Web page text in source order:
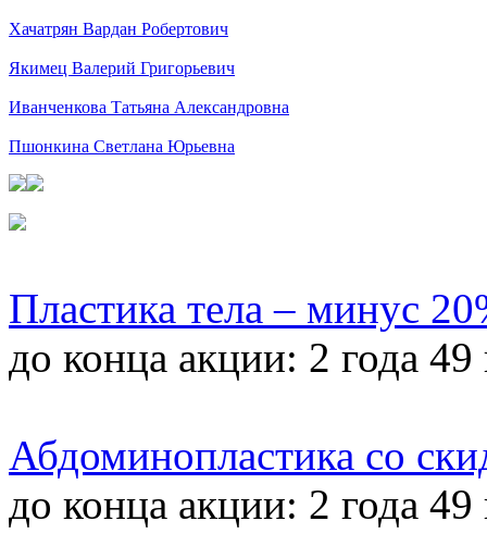
Хачатрян Вардан Робертович
Якимец Валерий Григорьевич
Иванченкова Татьяна Александровна
Пшонкина Светлана Юрьевна
Пластика тела – минус
до конца акции: 2 года 49
Абдоминопластика со
до конца акции: 2 года 49